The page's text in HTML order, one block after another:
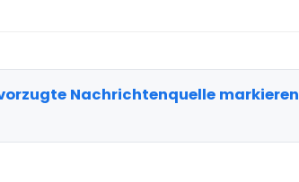
Nachrichtenquelle markieren